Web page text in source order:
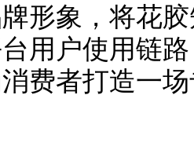
形象，将花
用户使用链
费者打造一